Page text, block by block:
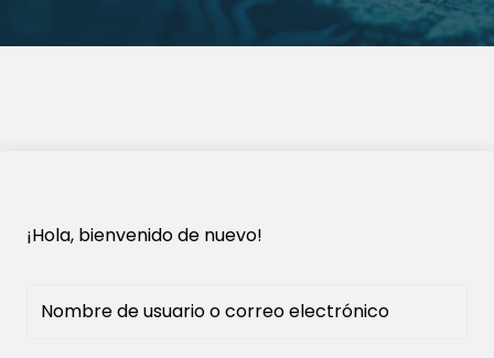
¡Hola, bienvenido de nuevo!